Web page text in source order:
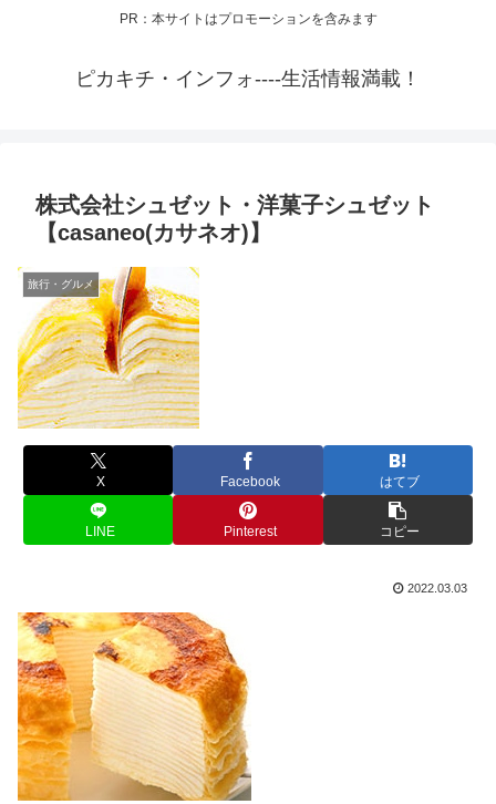
PR：本サイトはプロモーションを含みます
ピカキチ・インフォ----生活情報満載！
株式会社シュゼット・洋菓子シュゼット
【casaneo(カサネオ)】
旅行・グルメ
X Facebook はてブ
LINE Pinterest コピー
2022.03.03